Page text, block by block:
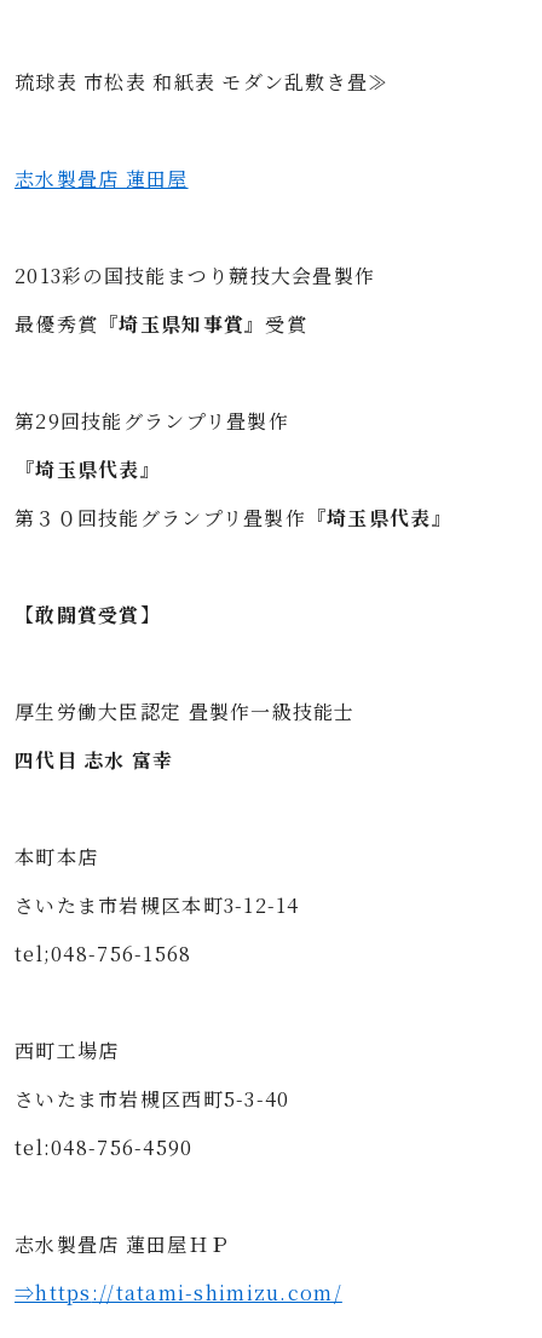
琉球表 市松表 和紙表 モダン乱敷き畳≫
志水製畳店 蓮田屋
2013彩の国技能まつり競技大会畳製作
最優秀賞 『埼玉県知事賞』受賞
第29回技能グランプリ畳製作
『埼玉県代表』
第３０回技能グランプリ畳製作 『埼玉県代表』
【敢闘賞受賞】
厚生労働大臣認定 畳製作一級技能士
四代目 志水 富幸
本町本店
さいたま市岩槻区本町3-12-14
tel;048-756-1568
西町工場店
さいたま市岩槻区西町5-3-40
tel:048-756-4590
志水製畳店 蓮田屋ＨＰ
⇒https://tatami-shimizu.com/